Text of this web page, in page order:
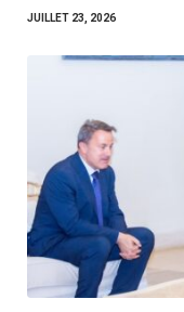
JUILLET 23, 2026